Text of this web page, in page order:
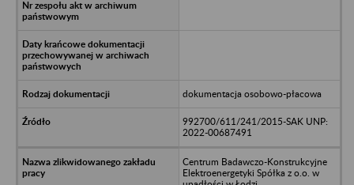
dokumentacja osobowo-płacowa
992700/611/241/2015-SAK UNP:
2022-00687491
Centrum Badawczo-Konstrukcyjne
Elektroenergetyki Spółka z o.o. w